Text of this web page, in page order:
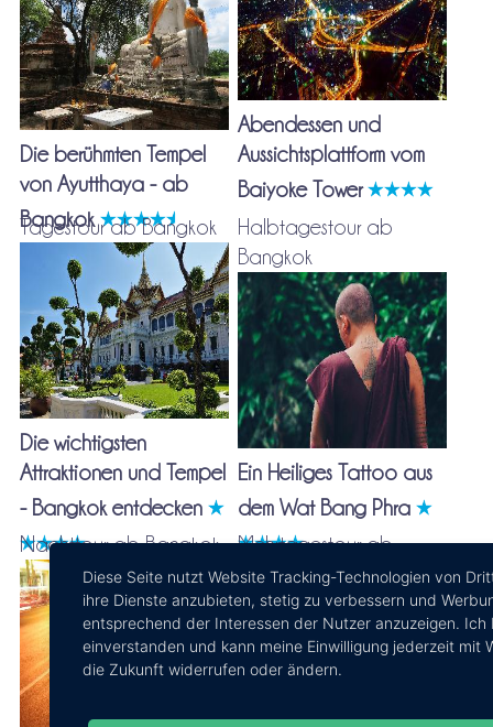
Die berühmten Tempel
von Ayutthaya - ab
Bangkok
Abendessen und
Aussichtsplattform vom
Baiyoke Tower
Tagestour ab Bangkok
Die wichtigsten
Attraktionen und Tempel
- Bangkok entdecken
Halbtagestour ab
Bangkok
Ein Heiliges Tattoo aus
dem Wat Bang Phra
Nachttour ab Bangkok
Mehrtagestour ab
Bangkok
Diese Seite nutzt Website Tracking-Technologien von
ihre Dienste anzubieten, stetig zu verbessern und
entsprechend der Interessen der Nutzer anzuzeigen. Ich
einverstanden und kann meine Einwilligung jederzeit mit
die Zukunft widerrufen oder ändern.